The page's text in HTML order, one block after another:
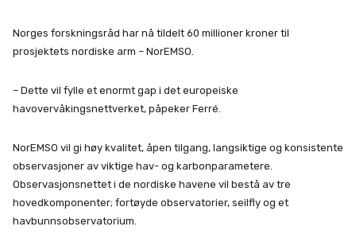
Norges forskningsråd har nå tildelt 60 millioner kroner til
prosjektets nordiske arm – NorEMSO.
– Dette vil fylle et enormt gap i det europeiske
havovervåkingsnettverket, påpeker Ferré.
NorEMSO vil gi høy kvalitet, åpen tilgang, langsiktige og konsistente
observasjoner av viktige hav- og karbonparametere.
Observasjonsnettet i de nordiske havene vil bestå av tre
hovedkomponenter; fortøyde observatorier, seilfly og et
havbunnsobservatorium.